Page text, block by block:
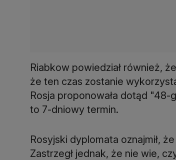
Riabkow powiedział również,
że ten czas zostanie
Rosja proponowała dotąd "48-
to 7-dniowy termin.
Rosyjski dyplomata oznajmił,
Zastrzegł jednak, że nie wie,